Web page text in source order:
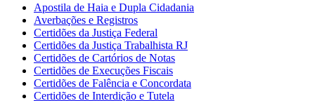
Apostila de Haia e Dupla Cidadania
Averbações e Registros
Certidões da Justiça Federal
Certidões da Justiça Trabalhista RJ
Certidões de Cartórios de Notas
Certidões de Execuções Fiscais
Certidões de Falência e Concordata
Certidões de Interdição e Tutela